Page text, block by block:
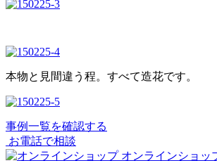
本物と見間違う程。すべて造花です。
事例一覧を確認する
お電話で相談
オンラインショッ